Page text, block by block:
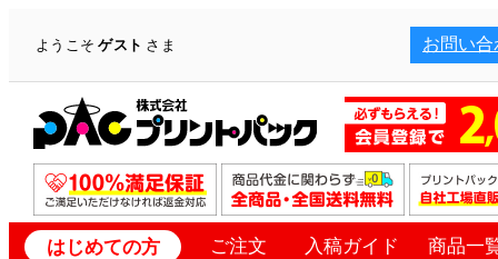
ようこそゲスト さま お問い合
はじめての方 ご注文 入稿ガイド 商品一